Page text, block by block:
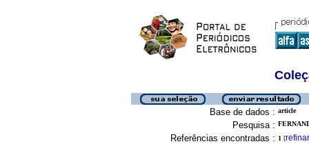
Base de dados : article
Pesquisa :
Referências encontradas : 1 [refinar